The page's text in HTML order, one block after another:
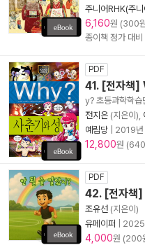
주니어RHK(주니
6,160원 (300
종이책 정가 대비
PDF
41. [전자책]
y? 초등과학학습
전지은 (지은이),
예림당
2019
12,800원
PDF
42. [전자책]
조유선 (지은이)
유페이퍼
2025
4,000원 (200